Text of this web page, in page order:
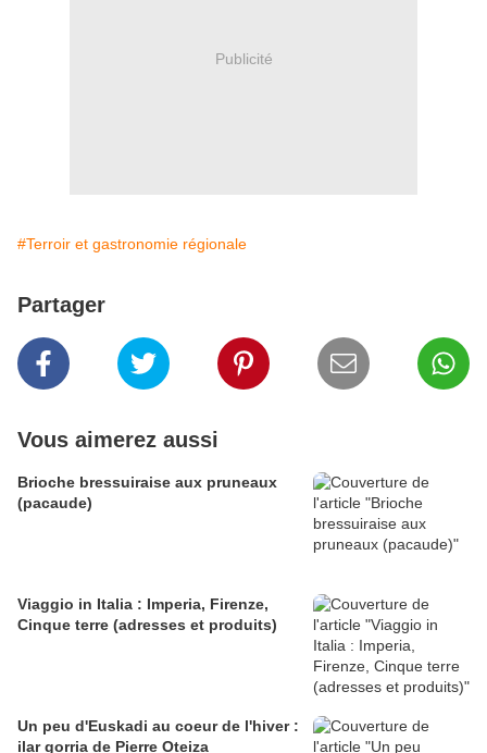
Publicité
#Terroir et gastronomie régionale
Partager
Vous aimerez aussi
Brioche bressuiraise aux pruneaux
(pacaude)
Viaggio in Italia : Imperia, Firenze,
Cinque terre (adresses et produits)
Un peu d'Euskadi au coeur de l'hiver :
ilar gorria de Pierre Oteiza